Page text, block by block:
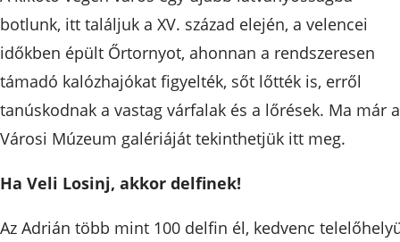
botlunk, itt találjuk a XV. század elején, a velencei
időkben épült Őrtornyot, ahonnan a rendszeresen
támadó kalózhajókat figyelték, sőt lőtték is, erről
tanúskodnak a vastag várfalak és a lőrések. Ma már a
Városi Múzeum galériáját tekinthetjük itt meg.
Ha Veli Losinj, akkor delfinek!
Az Adrián több mint 100 delfin él, kedvenc